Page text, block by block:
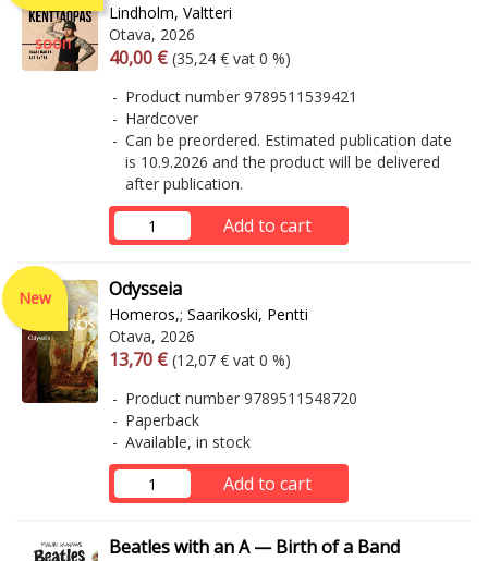
soon
Lindholm, Valtteri
Otava, 2026
Arvonlisäverollinen hinta
40,00 € Excl. vat
(35,24 € vat 0 %)
Product number 9789511539421
Hardcover
Can be preordered. Estimated publication date
is 10.9.2026 and the product will be delivered
after publication.
Add to cart
New Odysseia
Homeros,; Saarikoski, Pentti
Otava, 2026
Arvonlisäverollinen hinta
13,70 € Excl. vat
(12,07 € vat 0 %)
Product number 9789511548720
Paperback
Available, in stock
Add to cart
Beatles with an A — Birth of a Band